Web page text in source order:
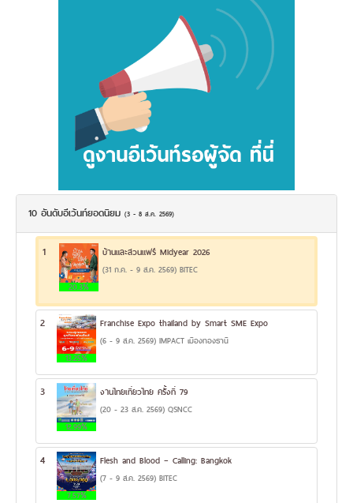
10 อันดับอีเว้นท์ยอดนิยม (3 - 8 ส.ค. 2569)
1
20.3%
บ้านและสวนแฟร์ Midyear 2026
(31 ก.ค. - 9 ส.ค. 2569) BITEC
2
13.25%
Franchise Expo thailand by Smart SME Expo
(6 - 9 ส.ค. 2569) IMPACT เมืองทองธานี
3
12.99%
งานไทยเที่ยวไทย ครั้งที่ 79
(20 - 23 ส.ค. 2569) QSNCC
4
7.57%
Flesh and Blood – Calling: Bangkok
(7 - 9 ส.ค. 2569) BITEC